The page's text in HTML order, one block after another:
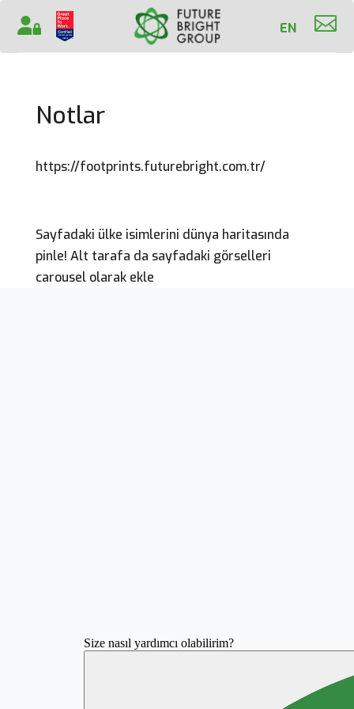

EN
Notlar
https://footprints.futurebright.com.tr/
Sayfadaki ülke isimlerini dünya haritasında
pinle! Alt tarafa da sayfadaki görselleri
carousel olarak ekle